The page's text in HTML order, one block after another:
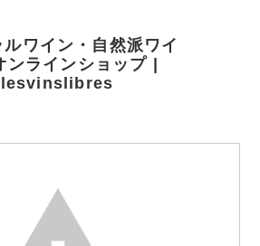
ワイン・自然派ワイ
ンラインショップ |
lesvinslibres